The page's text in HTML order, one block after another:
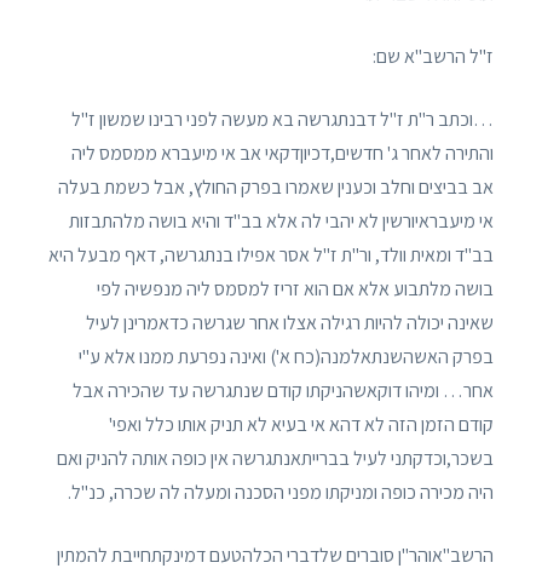
ז"ל הרשב"א שם:
…וכתב ר"ת ז"ל דבנתגרשה בא מעשה לפני רבינו שמשון ז"ל
והתירה לאחר ג' חדשים,דכיוןדקאי אב אי מיעברא ממסמס ליה
אב בביצים וחלב וכענין שאמרו בפרק החולץ, אבל כשמת בעלה
אי מיעבראיורשין לא יהבי לה אלא בב"ד והיא בושה מלהתבזות
בב"ד ומאית וולד, ור"ת ז"ל אסר אפילו בנתגרשה, דאף מבעל היא
בושה מלתבוע אלא אם הוא זריז למסמס ליה מנפשיה לפי
שאינה יכולה להיות רגילה אצלו אחר שגרשה כדאמרינן לעיל
בפרק האשהשנתאלמנה(כח א') ואינה נפרעת ממנו אלא ע"י
אחר… ומיהו דוקאשהניקתו קודם שנתגרשה עד שהכירה אבל
קודם הזמן הזה לא דהא אי בעיא לא תניק אותו כלל ואפי'
בשכר,וכדקתני לעיל בברייתאנתגרשה אין כופה אותה להניק ואם
היה מכירה כופה ומניקתו מפני הסכנה ומעלה לה שכרה, כנ"ל.
הרשב"אוהר"ן סוברים שלדברי הכלהטעם דמינקתחייבת להמתין